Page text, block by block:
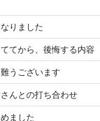
りました
てから、後悔する内容
うございます
んとの打ち合わせ
ました